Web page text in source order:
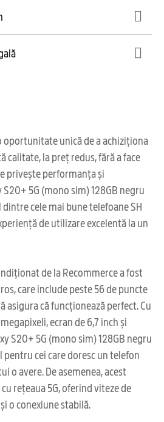
oportunitate unică de a achiziționa
calitate, la preț redus, fără a face
privește performanța și
5G (mono sim) 128GB negru
cele mai bune telefoane SH
de utilizare excelentă la un
de la Recommerce a fost
care include peste 56 de puncte
asigura că funcționează perfect. Cu
ecran de 6,7 inch și
S20+ 5G (mono sim) 128GB negru
cei care doresc un telefon
o avere. De asemenea, acest
rețeaua 5G, oferind viteze de
o conexiune stabilă.